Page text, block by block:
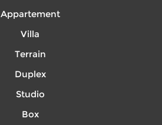
Appartement
Villa
Terrain
Duplex
Studio
Box